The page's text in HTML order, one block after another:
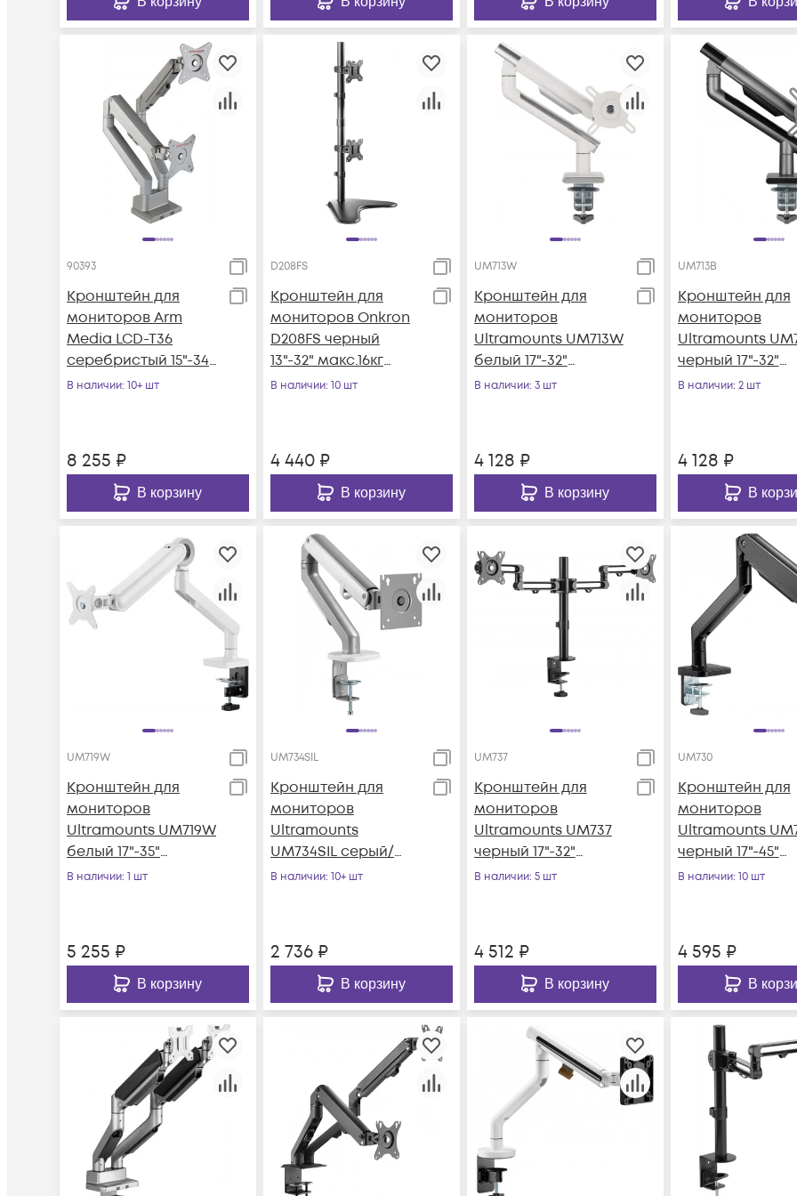
90393
Кронштейн для
мониторов Arm
Media LCD-T36
серебристый 15"-34"
макс.9кг
В наличии: 10+ шт
8 255 ₽
В корзину
D208FS
Кронштейн для
мониторов Onkron
D208FS черный
13"-32" макс.16кг
настольный
В наличии: 10 шт
4 440₽
В корзину
UM713W
Кронштейн для
мониторов
Ultramounts UM713W
белый 17"-32"
макс.9кг крепление
В наличии: 3 шт
4 128 ₽
В корзину
UM713B
Кронштейн для
мониторов
Ultramounts
черный 17"-32"
макс.9кг
В наличии: 2 шт
4 128 ₽
В
UM719W
Кронштейн для
мониторов
Ultramounts UM719W
белый 17"-35"
макс.10.5кг
В наличии: 1 шт
5 255 ₽
В корзину
UM734SIL
Кронштейн для
мониторов
Ultramounts
UM734SIL серый/
серебристый 17"-27"
В наличии: 10+ шт
2 736₽
В корзину
UM737
Кронштейн для
мониторов
Ultramounts UM737
черный 17"-32"
макс.8кг крепление
В наличии: 5 шт
4 512 ₽
В корзину
UM730
Кронштейн для
мониторов
Ultramounts
черный 17"-45"
макс.16кг
В наличии: 10 шт
4 595 ₽
В